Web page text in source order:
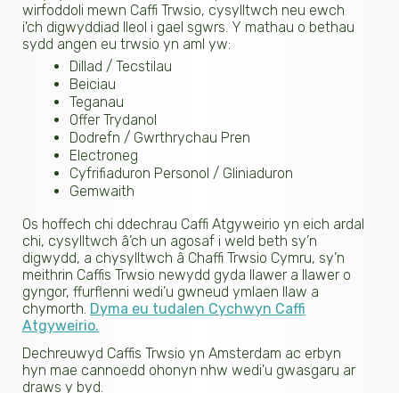
wirfoddoli mewn Caffi Trwsio, cysylltwch neu ewch
i'ch digwyddiad lleol i gael sgwrs. Y mathau o bethau
sydd angen eu trwsio yn aml yw:
Dillad / Tecstilau
Beiciau
Teganau
Offer Trydanol
Dodrefn / Gwrthrychau Pren
Electroneg
Cyfrifiaduron Personol / Gliniaduron
Gemwaith
Os hoffech chi ddechrau Caffi Atgyweirio yn eich ardal
chi, cysylltwch â’ch un agosaf i weld beth sy’n
digwydd, a chysylltwch â Chaffi Trwsio Cymru, sy’n
meithrin Caffis Trwsio newydd gyda llawer a llawer o
gyngor, ffurflenni wedi’u gwneud ymlaen llaw a
chymorth. Dyma eu tudalen Cychwyn Caffi
Atgyweirio.
Dechreuwyd Caffis Trwsio yn Amsterdam ac erbyn
hyn mae cannoedd ohonyn nhw wedi'u gwasgaru ar
draws y byd.